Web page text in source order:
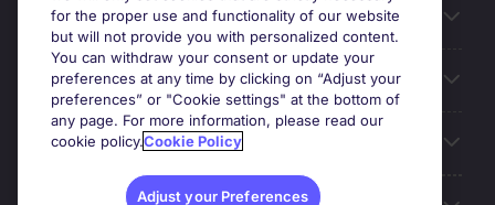
Prix
Look for jobs in
Trends
for the proper use and functionality of our website
but will not provide you with personalized content.
You can withdraw your consent or update your
preferences at any time by clicking on “Adjust your
preferences” or "Cookie settings" at the bottom of
any page. For more information, please read our
cookie policy.Cookie Policy
Adjust your Preferences